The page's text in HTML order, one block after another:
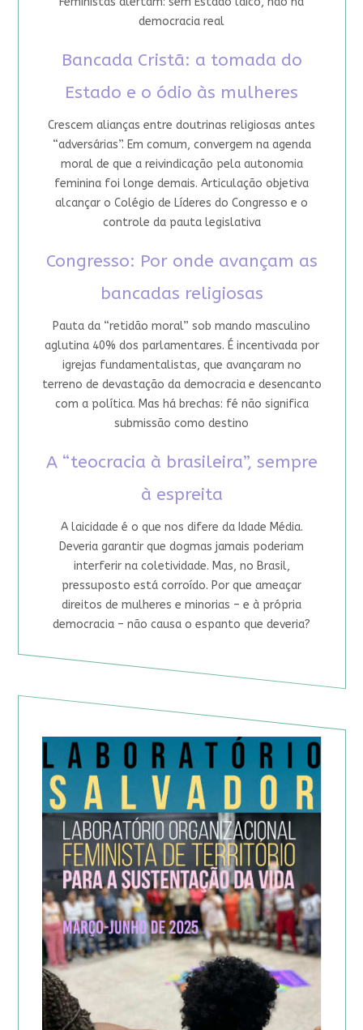
democracia real
Bancada Cristã: a tomada do
Estado e o ódio às mulheres
Crescem alianças entre doutrinas religiosas antes
“adversárias”. Em comum, convergem na agenda
moral de que a reivindicação pela autonomia
feminina foi longe demais. Articulação objetiva
alcançar o Colégio de Líderes do Congresso e o
controle da pauta legislativa
Congresso: Por onde avançam as
bancadas religiosas
Pauta da “retidão moral” sob mando masculino
aglutina 40% dos parlamentares. É incentivada por
igrejas fundamentalistas, que avançaram no
terreno de devastação da democracia e desencanto
com a política. Mas há brechas: fé não significa
submissão como destino
A “teocracia à brasileira”, sempre
à espreita
A laicidade é o que nos difere da Idade Média.
Deveria garantir que dogmas jamais poderiam
interferir na coletividade. Mas, no Brasil,
pressuposto está corroído. Por que ameaçar
direitos de mulheres e minorias – e à própria
democracia – não causa o espanto que deveria?